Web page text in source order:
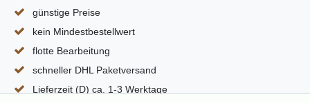
günstige Preise
kein Mindestbestellwert
flotte Bearbeitung
schneller DHL Paketversand
Lieferzeit (D) ca. 1-3 Werktage